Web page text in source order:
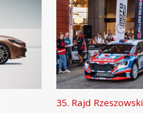
35. Rajd Rzeszowski